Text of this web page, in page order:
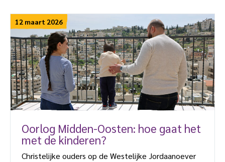
12 maart 2026
Oorlog Midden-Oosten: hoe gaat het
met de kinderen?
Christelijke ouders op de Westelijke Jordaanoever